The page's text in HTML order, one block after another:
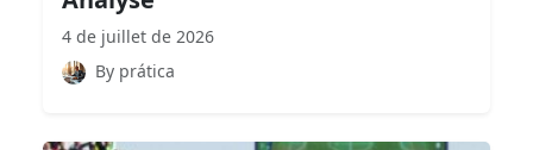
4 de juillet de 2026
By prática